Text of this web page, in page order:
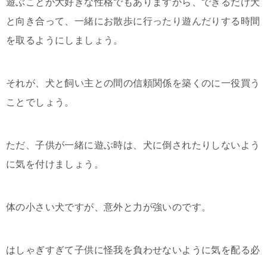
遊ぶことが大好きな性格でもありますから、できるだけ犬
と向き合って、一緒にお散歩に行ったり遊んだりする時間
を取るようにしましょう。
それが、犬と飼い主との間の信頼関係を築くのに一役買う
ことでしょう。
ただ、子供が一緒に遊ぶ時は、犬に倒されたりしないよう
に気を付けましょう。
体の小さい犬ですが、意外と力が強いのです。
はしゃぎすぎて子供に怪我を負わせないように気を配る必